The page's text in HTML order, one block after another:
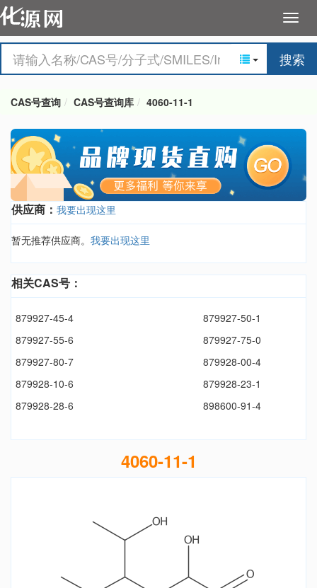
搜索
CAS号查询 CAS号查询库 4060-11-1
供应商： 我要出现这里
暂无推荐供应商。 我要出现这里
相关CAS号：
879927-45-4
879927-50-1
879927-55-6
879927-75-0
879927-80-7
879928-00-4
879928-10-6
879928-23-1
879928-28-6
898600-91-4
4060-11-1